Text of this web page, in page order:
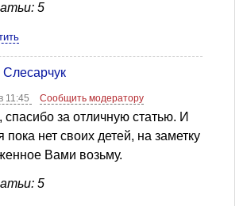
5
Слесарчук
11:45
Сообщить модератору
спасибо за отличную статью. И
пока нет своих детей, на заметку
Вами возьму.
5